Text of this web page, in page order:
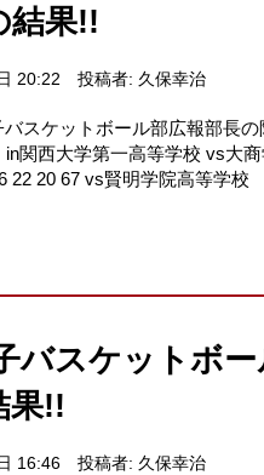
結果!!
20:22 投稿者: 久保幸治
スケットボール部広報部長
in関西大学第一高等学校
22 20 67 vs賢明学院高
バスケットボ
果!!
16:46 投稿者: 久保幸治